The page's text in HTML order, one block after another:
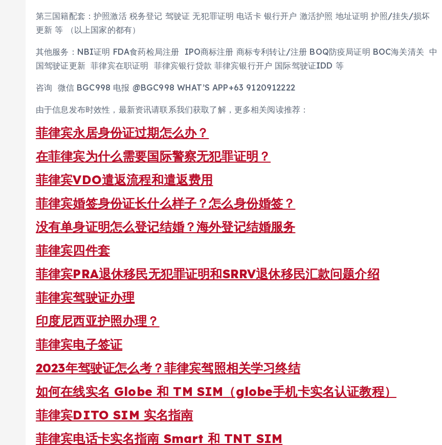
第三国籍配套：护照激活 税务登记 驾驶证 无犯罪证明 电话卡 银行开户 激活护照 地址证明 护照/挂失/损坏
更新 等 （以上国家的都有）
其他服务：NBI证明 FDA食药检局注册 IPO商标注册 商标专利转让/注册 BOQ防疫局证明 BOC海关清关 中
国驾驶证更新 菲律宾在职证明 菲律宾银行贷款 菲律宾银行开户 国际驾驶证IDD 等
咨询 微信 BGC998 电报 @BGC998 WHAT’S APP+63 9120912222
由于信息发布时效性，最新资讯请联系我们获取了解，更多相关阅读推荐：
菲律宾永居身份证过期怎么办？
在菲律宾为什么需要国际警察无犯罪证明？
菲律宾VDO遣返流程和遣返费用
菲律宾婚签身份证长什么样子？怎么身份婚签？
没有单身证明怎么登记结婚？海外登记结婚服务
菲律宾四件套
菲律宾PRA退休移民无犯罪证明和SRRV退休移民汇款问题介绍
菲律宾驾驶证办理
印度尼西亚护照办理？
菲律宾电子签证
2023年驾驶证怎么考？菲律宾驾照相关学习终结
如何在线实名 Globe 和 TM SIM（globe手机卡实名认证教程）
菲律宾DITO SIM 实名指南
菲律宾电话卡实名指南 Smart 和 TNT SIM